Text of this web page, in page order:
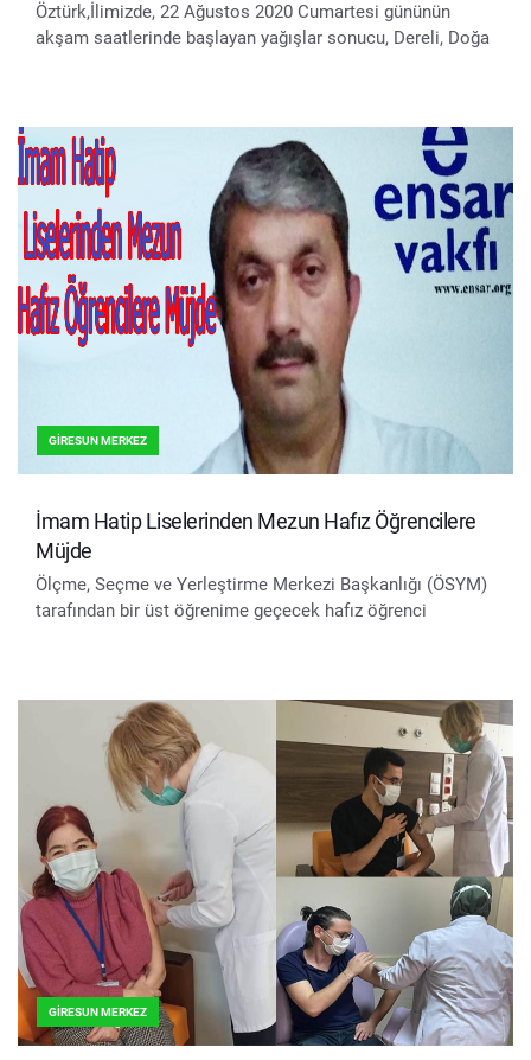
Öztürk,İlimizde, 22 Ağustos 2020 Cumartesi gününün
akşam saatlerinde başlayan yağışlar sonucu, Dereli, Doğa
GIRESUN MERKEZ
İmam Hatip Liselerinden Mezun Hafız Öğrencilere
Müjde
Ölçme, Seçme ve Yerleştirme Merkezi Başkanlığı (ÖSYM)
tarafından bir üst öğrenime geçecek hafız öğrenci
GIRESUN MERKEZ